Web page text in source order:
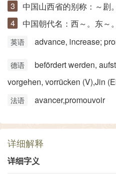
中国山西省的别称：～剧。
中国朝代名：西～。东～。
英语 advance, increase;
德语
befördert werden,
vorgehen, vorrücken (V)​,Jin
法语 avancer,promouvoir
详细解释
详细字义